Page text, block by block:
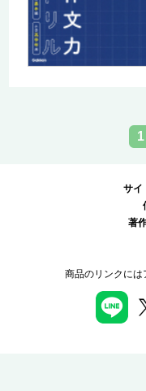
1
サイ
著
商品のリンクには